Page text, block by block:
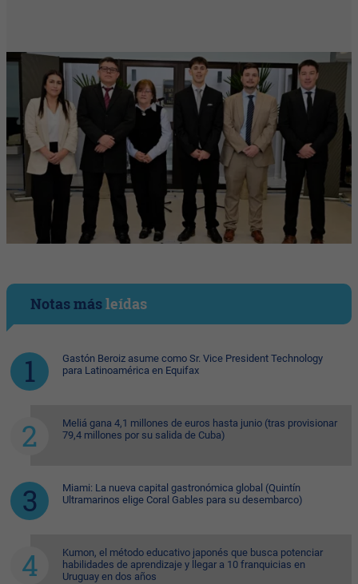
Notas másleídas
Gastón Beroiz asume como Sr. Vice President Technology
para Latinoamérica en Equifax
Meliá gana 4,1 millones de euros hasta junio (tras provisionar
79,4 millones por su salida de Cuba)
Miami: La nueva capital gastronómica global (Quintín
Ultramarinos elige Coral Gables para su desembarco)
Kumon, el método educativo japonés que busca potenciar
habilidades de aprendizaje y llegar a 10 franquicias en
Uruguay en dos años